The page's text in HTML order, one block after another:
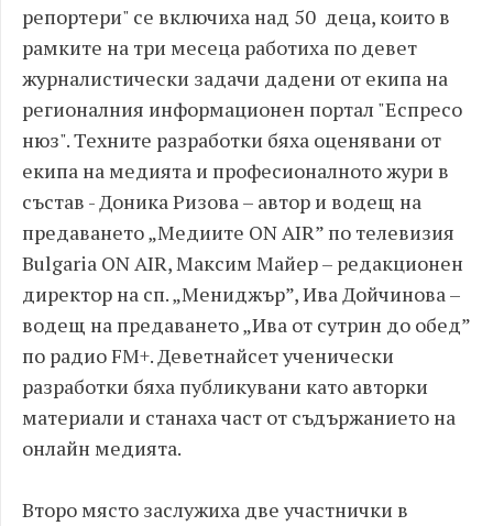
репортери" се включиха над 50 деца, които в
рамките на три месеца работиха по девет
журналистически задачи дадени от екипа на
регионалния информационен портал "Еспресо
нюз". Техните разработки бяха оценявани от
екипа на медията и професионалното жури в
състав - Доника Ризова – автор и водещ на
предаването „Медиите ON AIR” по телевизия
Bulgaria ON AIR, Максим Майер – редакционен
директор на сп. „Мениджър”, Ивa Дойчинова –
водещ на предаването „Ива от сутрин до обед”
по радио FM+. Деветнайсет ученически
разработки бяха публикувани като авторки
материали и станаха част от съдържанието на
онлайн медията.
Второ място заслужиха две участнички в